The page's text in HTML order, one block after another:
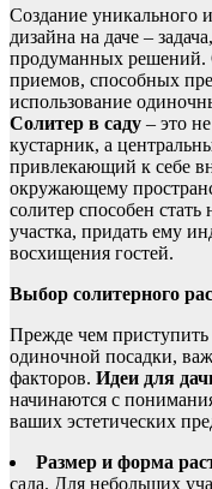
Создание уникального
дизайна на даче –
продуманных решений.
приемов, способных
использование
Солитер в саду – это
кустарник, а
привлекающий к себе
окружающему
солитер способен
участка, придать ему
восхищения гостей.
Выбор солитерного
Прежде чем
одиночной посадки,
факторов. Идеи для
начинаются с
ваших эстетических
Размер и форма
сада. Для небольших